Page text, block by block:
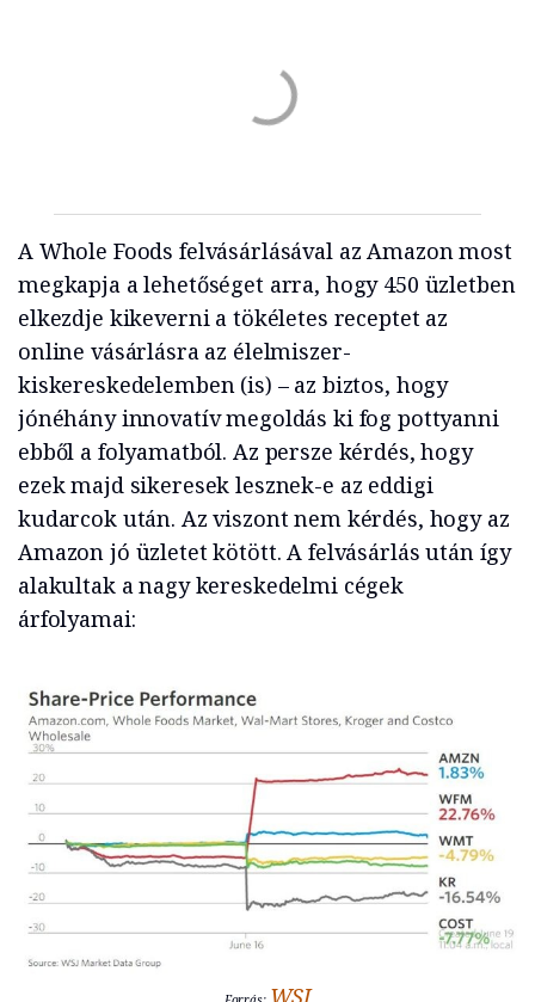
A Whole Foods felvásárlásával az Amazon most
megkapja a lehetőséget arra, hogy 450 üzletben
elkezdje kikeverni a tökéletes receptet az
online vásárlásra az élelmiszer-
kiskereskedelemben (is) – az biztos, hogy
jónéhány innovatív megoldás ki fog pottyanni
ebből a folyamatból. Az persze kérdés, hogy
ezek majd sikeresek lesznek-e az eddigi
kudarcok után. Az viszont nem kérdés, hogy az
Amazon jó üzletet kötött. A felvásárlás után így
alakultak a nagy kereskedelmi cégek
árfolyamai:
WSJ